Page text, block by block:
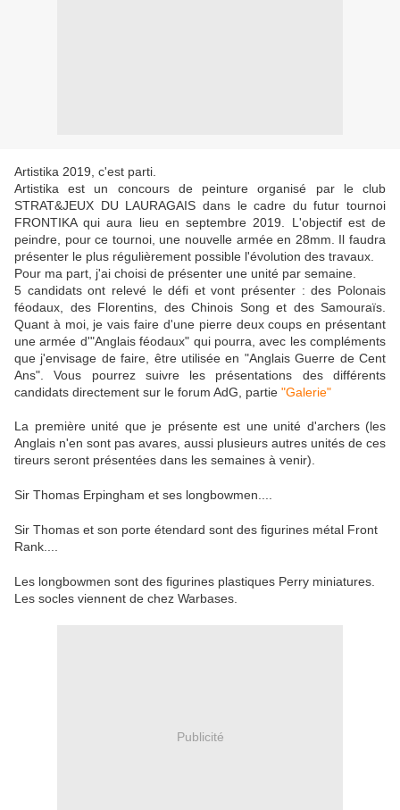
Artistika 2019, c'est parti.
Artistika est un concours de peinture organisé par le club
STRAT&JEUX DU LAURAGAIS dans le cadre du futur tournoi
FRONTIKA qui aura lieu en septembre 2019. L'objectif est de
peindre, pour ce tournoi, une nouvelle armée en 28mm. Il faudra
présenter le plus régulièrement possible l'évolution des travaux.
Pour ma part, j'ai choisi de présenter une unité par semaine.
5 candidats ont relevé le défi et vont présenter : des Polonais
féodaux, des Florentins, des Chinois Song et des Samouraïs.
Quant à moi, je vais faire d'une pierre deux coups en présentant
une armée d'"Anglais féodaux" qui pourra, avec les compléments
que j'envisage de faire, être utilisée en "Anglais Guerre de Cent
Ans". Vous pourrez suivre les présentations des différents
candidats directement sur le forum AdG, partie "Galerie"
La première unité que je présente est une unité d'archers (les
Anglais n'en sont pas avares, aussi plusieurs autres unités de ces
tireurs seront présentées dans les semaines à venir).
Sir Thomas Erpingham et ses longbowmen....
Sir Thomas et son porte étendard sont des figurines métal Front
Rank....
Les longbowmen sont des figurines plastiques Perry miniatures.
Les socles viennent de chez Warbases.
Publicité